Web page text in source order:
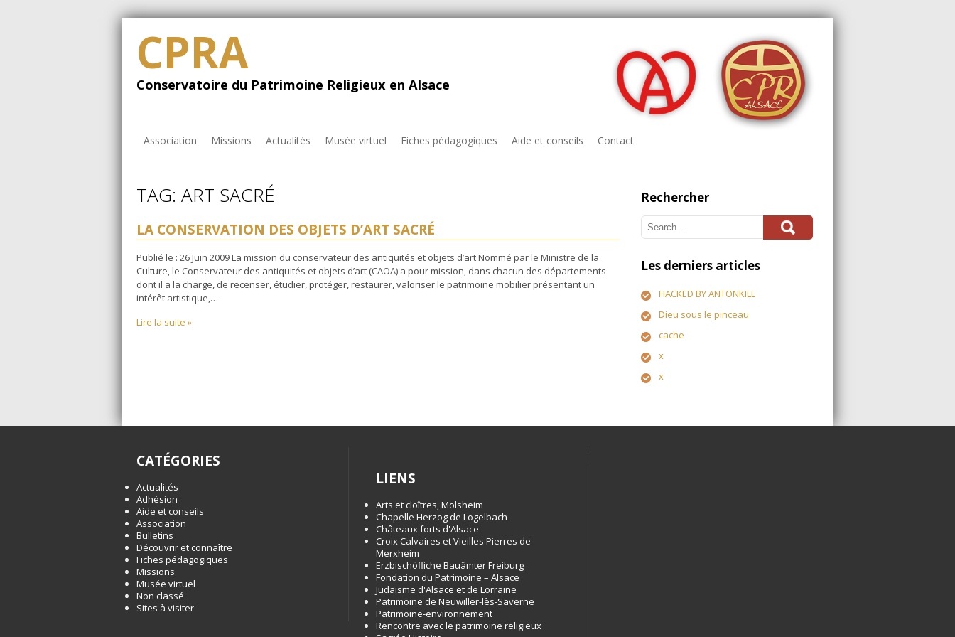
CPRA
Conservatoire du Patrimoine Religieux en Alsace
Association Missions Actualités Musée virtuel Fiches pédagogiques Aide et conseils Contact
TAG: ART SACRÉ
LA CONSERVATION DES OBJETS D’ART SACRÉ
Publié le : 26 Juin 2009 La mission du conservateur des antiquités et objets d’art Nommé par le Ministre de la
Culture, le Conservateur des antiquités et objets d’art (CAOA) a pour mission, dans chacun des départements
dont il a la charge, de recenser, étudier, protéger, restaurer, valoriser le patrimoine mobilier présentant un
intérêt artistique,…
Lire la suite »
Rechercher
Les derniers articles
HACKED BY ANTONKILL
Dieu sous le pinceau
cache
x
x
CATÉGORIES
Actualités
Adhésion
Aide et conseils
Association
Bulletins
Découvrir et connaître
Fiches pédagogiques
Missions
Musée virtuel
Non classé
Sites à visiter
LIENS
Arts et cloîtres, Molsheim
Chapelle Herzog de Logelbach
Châteaux forts d'Alsace
Croix Calvaires et Vieilles Pierres de
Merxheim
Erzbischöfliche Bauämter Freiburg
Fondation du Patrimoine – Alsace
Judaïsme d'Alsace et de Lorraine
Patrimoine de Neuwiller-lès-Saverne
Patrimoine-environnement
Rencontre avec le patrimoine religieux